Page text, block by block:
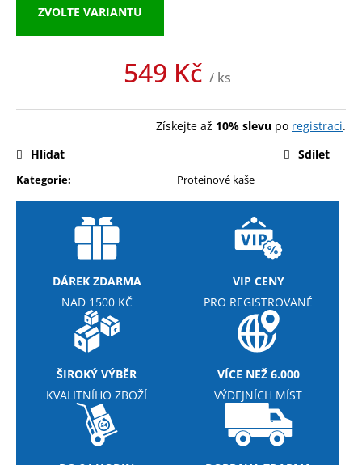
ZVOLTE VARIANTU
549 Kč / ks
cena:
Získejte až 10% slevu po registraci.
Kategorie: Proteinové kaše
Hlídat Sdílet
DÁREK ZDARMA
NAD 1500 KČ
VIP CENY
PRO REGISTROVANÉ
ŠIROKÝ VÝBĚR
KVALITNÍHO ZBOŽÍ
VÍCE NEŽ 6.000
VÝDEJNÍCH MÍST
KÁVA
S